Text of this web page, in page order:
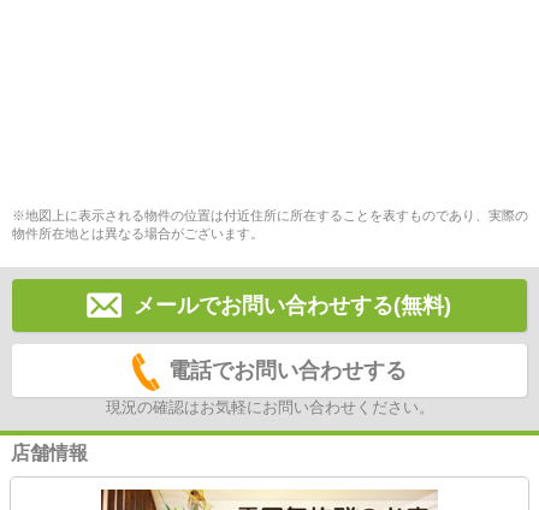
※地図上に表示される物件の位置は付近住所に所在することを表すものであり、実際の
物件所在地とは異なる場合がございます。
メールでお問い合わせする(無料)
電話でお問い合わせする
現況の確認はお気軽にお問い合わせください。
店舗情報